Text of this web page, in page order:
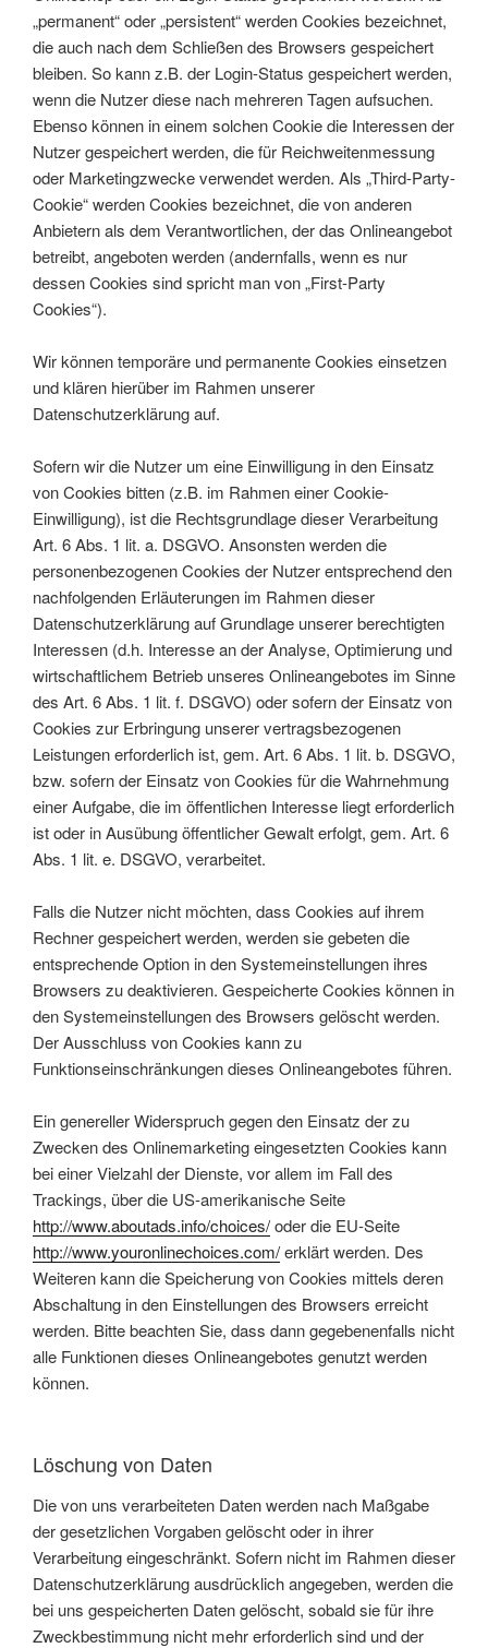
„permanent“ oder „persistent“ werden Cookies bezeichnet,
die auch nach dem Schließen des Browsers gespeichert
bleiben. So kann z.B. der Login-Status gespeichert werden,
wenn die Nutzer diese nach mehreren Tagen aufsuchen.
Ebenso können in einem solchen Cookie die Interessen der
Nutzer gespeichert werden, die für Reichweitenmessung
oder Marketingzwecke verwendet werden. Als „Third-Party-
Cookie“ werden Cookies bezeichnet, die von anderen
Anbietern als dem Verantwortlichen, der das Onlineangebot
betreibt, angeboten werden (andernfalls, wenn es nur
dessen Cookies sind spricht man von „First-Party
Cookies“).
Wir können temporäre und permanente Cookies einsetzen
und klären hierüber im Rahmen unserer
Datenschutzerklärung auf.
Sofern wir die Nutzer um eine Einwilligung in den Einsatz
von Cookies bitten (z.B. im Rahmen einer Cookie-
Einwilligung), ist die Rechtsgrundlage dieser Verarbeitung
Art. 6 Abs. 1 lit. a. DSGVO. Ansonsten werden die
personenbezogenen Cookies der Nutzer entsprechend den
nachfolgenden Erläuterungen im Rahmen dieser
Datenschutzerklärung auf Grundlage unserer berechtigten
Interessen (d.h. Interesse an der Analyse, Optimierung und
wirtschaftlichem Betrieb unseres Onlineangebotes im Sinne
des Art. 6 Abs. 1 lit. f. DSGVO) oder sofern der Einsatz von
Cookies zur Erbringung unserer vertragsbezogenen
Leistungen erforderlich ist, gem. Art. 6 Abs. 1 lit. b. DSGVO,
bzw. sofern der Einsatz von Cookies für die Wahrnehmung
einer Aufgabe, die im öffentlichen Interesse liegt erforderlich
ist oder in Ausübung öffentlicher Gewalt erfolgt, gem. Art. 6
Abs. 1 lit. e. DSGVO, verarbeitet.
Falls die Nutzer nicht möchten, dass Cookies auf ihrem
Rechner gespeichert werden, werden sie gebeten die
entsprechende Option in den Systemeinstellungen ihres
Browsers zu deaktivieren. Gespeicherte Cookies können in
den Systemeinstellungen des Browsers gelöscht werden.
Der Ausschluss von Cookies kann zu
Funktionseinschränkungen dieses Onlineangebotes führen.
Ein genereller Widerspruch gegen den Einsatz der zu
Zwecken des Onlinemarketing eingesetzten Cookies kann
bei einer Vielzahl der Dienste, vor allem im Fall des
Trackings, über die US-amerikanische Seite
http://www.aboutads.info/choices/oder die EU-Seite
http://www.youronlinechoices.com/erklärt werden. Des
Weiteren kann die Speicherung von Cookies mittels deren
Abschaltung in den Einstellungen des Browsers erreicht
werden. Bitte beachten Sie, dass dann gegebenenfalls nicht
alle Funktionen dieses Onlineangebotes genutzt werden
können.
Löschung von Daten
Die von uns verarbeiteten Daten werden nach Maßgabe
der gesetzlichen Vorgaben gelöscht oder in ihrer
Verarbeitung eingeschränkt. Sofern nicht im Rahmen dieser
Datenschutzerklärung ausdrücklich angegeben, werden die
bei uns gespeicherten Daten gelöscht, sobald sie für ihre
Zweckbestimmung nicht mehr erforderlich sind und der